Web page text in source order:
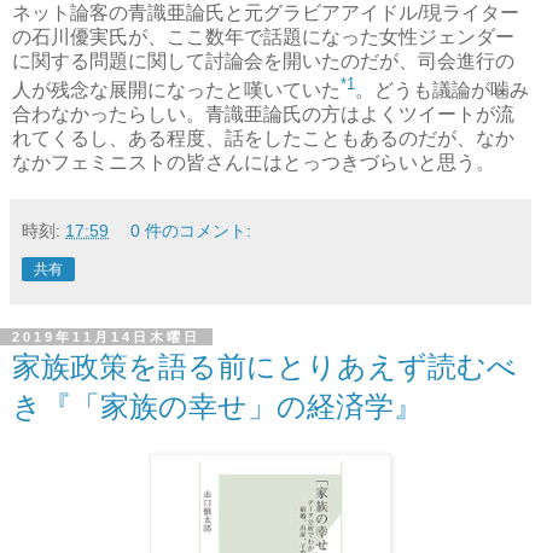
ネット論客の青識亜論氏と元グラビアアイドル/現ライター
の石川優実氏が、ここ数年で話題になった女性ジェンダー
に関する問題に関して討論会を開いたのだが、司会進行の
人が残念な展開になったと嘆いていた*1 。どうも議論が噛み
合わなかったらしい。青識亜論氏の方はよくツイートが流
れてくるし、ある程度、話をしたこともあるのだが、なか
なかフェミニストの皆さんにはとっつきづらいと思う。
時刻: 17:59 0 件のコメント:
共有
2019年11月14日木曜日
家族政策を語る前にとりあえず読むべ
き『「家族の幸せ」の経済学』